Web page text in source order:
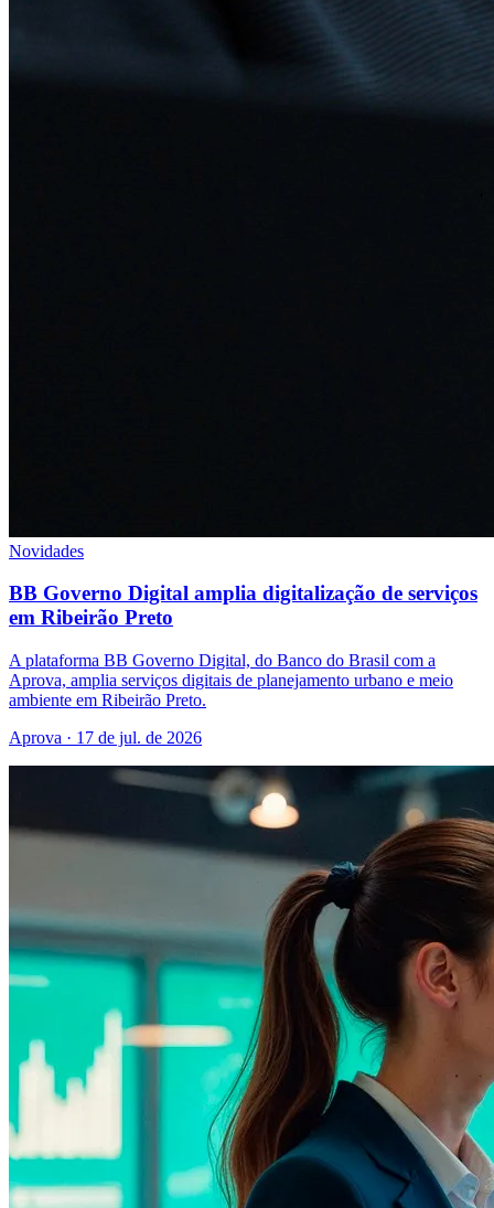
Novidades
BB Governo Digital amplia digitalização de serviços
em Ribeirão Preto
A plataforma BB Governo Digital, do Banco do Brasil com a
Aprova, amplia serviços digitais de planejamento urbano e meio
ambiente em Ribeirão Preto.
Aprova · 17 de jul. de 2026